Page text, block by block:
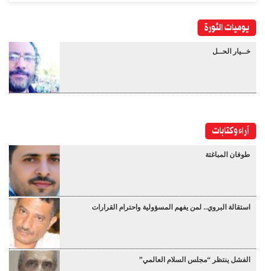
يوميات الثورة
خــيار الحــل
آراء وكتابات
طوفان المباغتة
استقالة البروي.. لمن يفهم المسؤولية واحترام القرارات
الفشل ينتظر “مجلس السلام العالمي”